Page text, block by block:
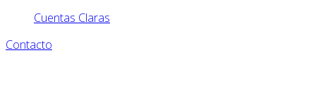
Cuentas Claras
Contacto